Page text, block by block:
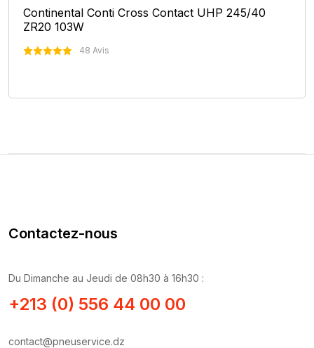
Continental Conti Cross Contact UHP 245/40
ZR20 103W
48 Avis
Contactez-nous
Du Dimanche au Jeudi de 08h30 à 16h30 :
+213 (0) 556 44 00 00
contact@pneuservice.dz